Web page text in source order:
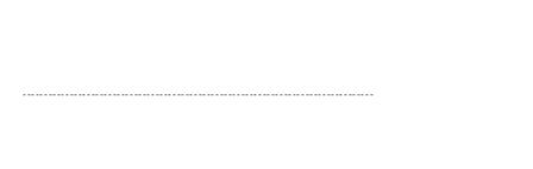
----------------------------------------------------------------------------------